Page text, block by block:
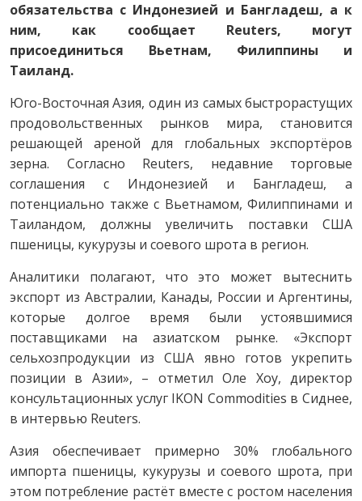
обязательства с Индонезией и Бангладеш, а к
ним, как сообщает Reuters, могут
присоединиться Вьетнам, Филиппины и
Таиланд.
Юго-Восточная Азия, один из самых быстрорастущих
продовольственных рынков мира, становится
решающей ареной для глобальных экспортёров
зерна. Согласно Reuters, недавние торговые
соглашения с Индонезией и Бангладеш, а
потенциально также с Вьетнамом, Филиппинами и
Таиландом, должны увеличить поставки США
пшеницы, кукурузы и соевого шрота в регион.
Аналитики полагают, что это может вытеснить
экспорт из Австралии, Канады, России и Аргентины,
которые долгое время были устоявшимися
поставщиками на азиатском рынке. «Экспорт
сельхозпродукции из США явно готов укрепить
позиции в Азии», – отметил Оле Хоу, директор
консультационных услуг IKON Commodities в Сиднее,
в интервью Reuters.
Азия обеспечивает примерно 30% глобального
импорта пшеницы, кукурузы и соевого шрота, при
этом потребление растёт вместе с ростом населения